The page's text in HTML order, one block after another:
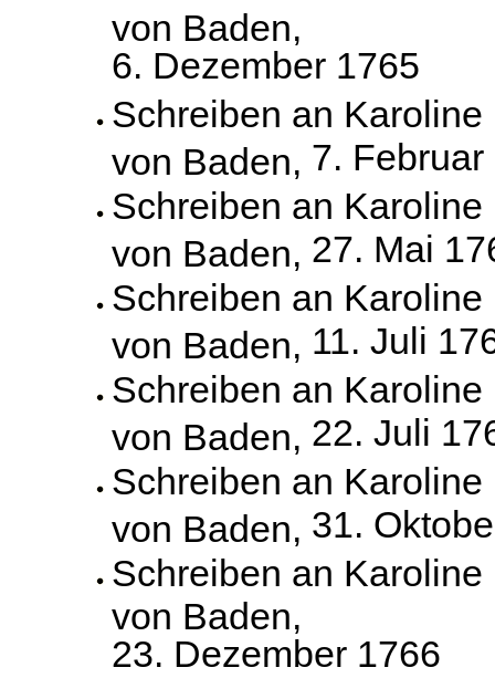
von Baden,
6. Dezember 1765
Schreiben an Karoline
von Baden, 7. Februar
Schreiben an Karoline
von Baden, 27. Mai
Schreiben an Karoline
von Baden, 11. Juli
Schreiben an Karoline
von Baden, 22. Juli
Schreiben an Karoline
von Baden, 31.
Schreiben an Karoline
von Baden,
23. Dezember 1766